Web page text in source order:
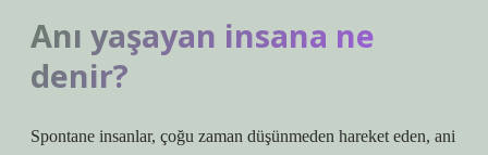
Anı yaşayan insana ne
denir?
Spontane insanlar, çoğu zaman düşünmeden hareket eden, ani